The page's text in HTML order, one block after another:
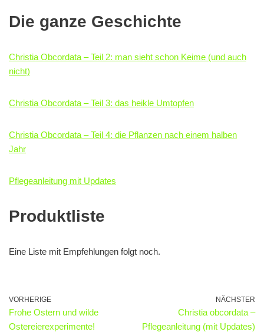
Die ganze Geschichte
Christia Obcordata – Teil 2: man sieht schon Keime (und auch
nicht)
Christia Obcordata – Teil 3: das heikle Umtopfen
Christia Obcordata – Teil 4: die Pflanzen nach einem halben
Jahr
Pflegeanleitung mit Updates
Produktliste
Eine Liste mit Empfehlungen folgt noch.
VORHERIGE
Frohe Ostern und wilde
Ostereierexperimente!
NÄCHSTER
Christia obcordata –
Pflegeanleitung (mit Updates)